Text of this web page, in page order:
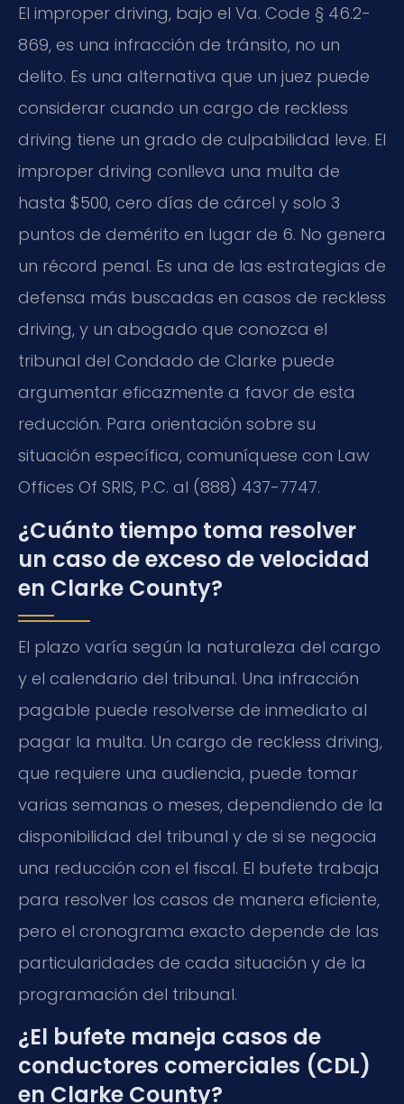
El improper driving, bajo el Va. Code § 46.2-
869, es una infracción de tránsito, no un
delito. Es una alternativa que un juez puede
considerar cuando un cargo de reckless
driving tiene un grado de culpabilidad leve. El
improper driving conlleva una multa de
hasta $500, cero días de cárcel y solo 3
puntos de demérito en lugar de 6. No genera
un récord penal. Es una de las estrategias de
defensa más buscadas en casos de reckless
driving, y un abogado que conozca el
tribunal del Condado de Clarke puede
argumentar eficazmente a favor de esta
reducción. Para orientación sobre su
situación específica, comuníquese con Law
Offices Of SRIS, P.C. al (888) 437-7747.
¿Cuánto tiempo toma resolver
un caso de exceso de velocidad
en Clarke County?
El plazo varía según la naturaleza del cargo
y el calendario del tribunal. Una infracción
pagable puede resolverse de inmediato al
pagar la multa. Un cargo de reckless driving,
que requiere una audiencia, puede tomar
varias semanas o meses, dependiendo de la
disponibilidad del tribunal y de si se negocia
una reducción con el fiscal. El bufete trabaja
para resolver los casos de manera eficiente,
pero el cronograma exacto depende de las
particularidades de cada situación y de la
programación del tribunal.
¿El bufete maneja casos de
conductores comerciales (CDL)
en Clarke County?